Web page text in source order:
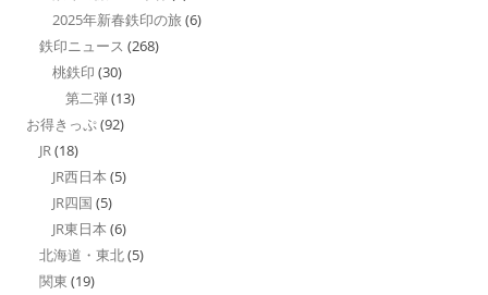
2025年新春鉄印の旅 (6)
鉄印ニュース (268)
桃鉄印 (30)
第二弾(13)
お得きっぷ(92)
JR(18)
JR西日本 (5)
JR四国 (5)
JR東日本 (6)
北海道・東北(5)
関東 (19)